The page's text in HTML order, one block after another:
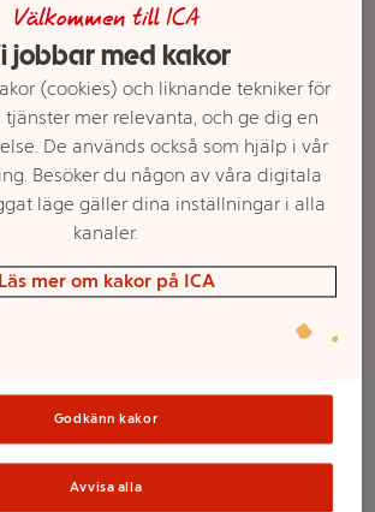
gula 8p
Välj butik och handla
Välkommen till ICA
jobbar med kakor
(cookies) och liknande tekniker för
mer relevanta, och ge dig en
De används också som hjälp i vår
Besöker du någon av våra digitala
läge gäller dina inställningar i alla
kanaler.
Läs mer om kakor på ICA
Godkänn kakor
Avvisa alla